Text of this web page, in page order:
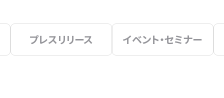
プレスリリース イベント・セミナー